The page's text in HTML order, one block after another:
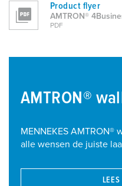
Product flyer
AMTRON®
PDF
AMTRON®
MENNEKES
alle wensen de juiste